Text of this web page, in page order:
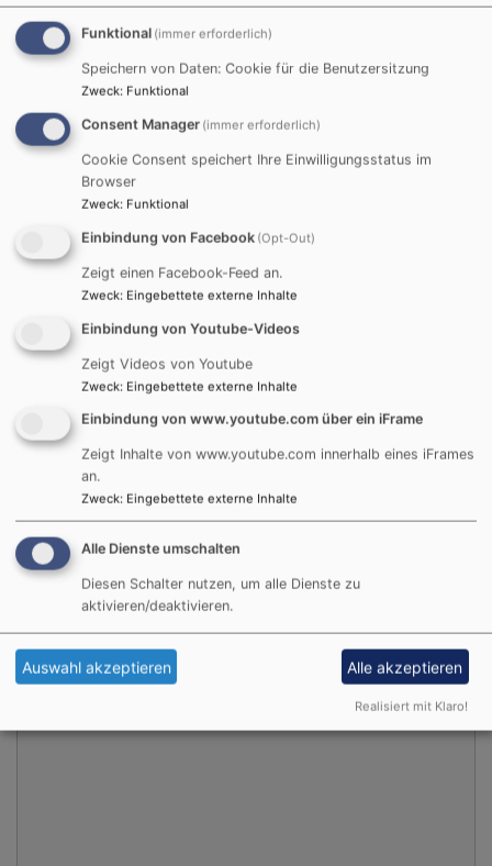
Franz Schubert, Messe Nr. 2 in
G-Dur
Aufführung November 2017
Franz Schubert, Messe Nr. 2 in G-Dur, Kyrie
Externe Inhalte von www.youtube.com anzeigen?
Datenschutzeinstellungen verwalten
Funktional (immer erforderlich)
Speichern von Daten: Cookie für die Benutzersitzung
Zweck: Funktional
Consent Manager (immer erforderlich)
Cookie Consent speichert Ihre Einwilligungsstatus im
Browser
Zweck: Funktional
Einbindung von Facebook (Opt-Out)
Zeigt einen Facebook-Feed an.
Zweck: Eingebettete externe Inhalte
Einbindung von Youtube-Videos
Zeigt Videos von Youtube
Zweck: Eingebettete externe Inhalte
Einbindung von www.youtube.com über ein iFrame
Zeigt Inhalte von www.youtube.com innerhalb eines iFrames
an.
Zweck: Eingebettete externe Inhalte
Alle Dienste umschalten
Diesen Schalter nutzen, um alle Dienste zu
aktivieren/deaktivieren.
Auswahl akzeptieren Alle akzeptieren
Realisiert mit Klaro!